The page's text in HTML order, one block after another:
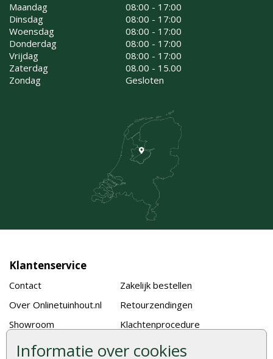
Informatie over cookies
Maandag
08:00 - 17:00
Dinsdag
08:00 - 17:00
Woensdag
08:00 - 17:00
Donderdag
08:00 - 17:00
Vrijdag
08:00 - 17:00
Zaterdag
08.00 - 15.00
Zondag
Gesloten
Klantenservice
Contact
Over Onlinetuinhout.nl
Showroom
Vacatures
Zakelijk bestellen
Retourzendingen
Klachtenprocedure
Algemene voorwaarden